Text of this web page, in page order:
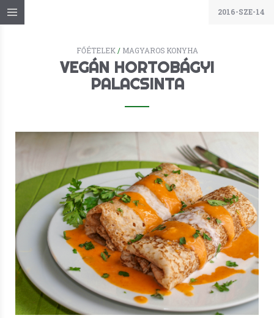
2016-SZE-14
FŐÉTELEK/ MAGYAROS KONYHA
VEGÁN HORTOBÁGYI
PALACSINTA